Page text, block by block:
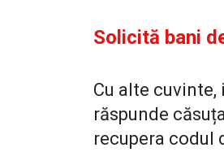
Solicită bani
Cu alte
răspunde
recupera codul